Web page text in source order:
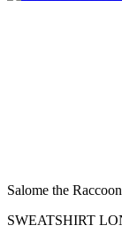
Salome the Raccoon
SWEATSHIRT